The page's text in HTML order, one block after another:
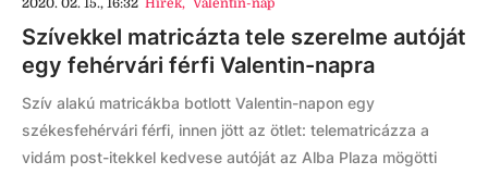
2020. 02. 15., 16:32 Hírek, Valentin-nap
Szívekkel matricázta tele szerelme autóját
egy fehérvári férfi Valentin-napra
Szív alakú matricákba botlott Valentin-napon egy
székesfehérvári férfi, innen jött az ötlet: telematricázza a
vidám post-itekkel kedvese autóját az Alba Plaza mögötti